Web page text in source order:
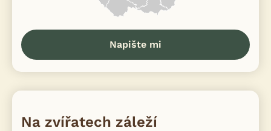
Napište mi
Na zvířatech záleží